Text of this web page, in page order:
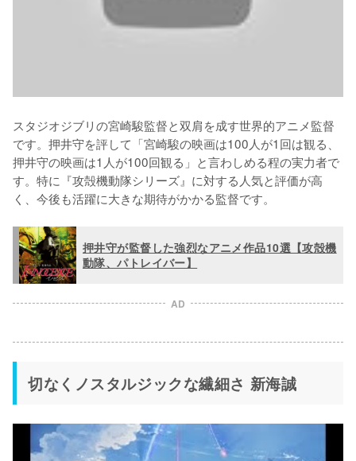
スタジオジブリの宮崎駿監督と双肩を成す世界的アニメ監督
です。押井守を評して「宮崎駿の映画は100人が1回は観る、
押井守の映画は1人が100回観る」と言わしめる程の実力者で
す。特に『攻殻機動隊シリーズ』に対する人気と評価が高
押井守が監督した強烈なアニメ作品10選【攻殻機
動隊、パトレイバー】
AD
切なくノスタルジックな繊細さ 新海誠